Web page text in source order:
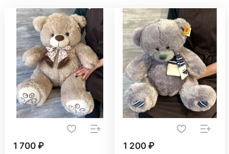
1 700 ₽ 1 200 ₽